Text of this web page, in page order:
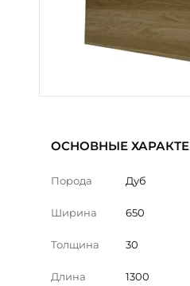
ОСНОВНЫЕ
Порода Дуб
Ширина 650
Толщина 30
Длина 1300